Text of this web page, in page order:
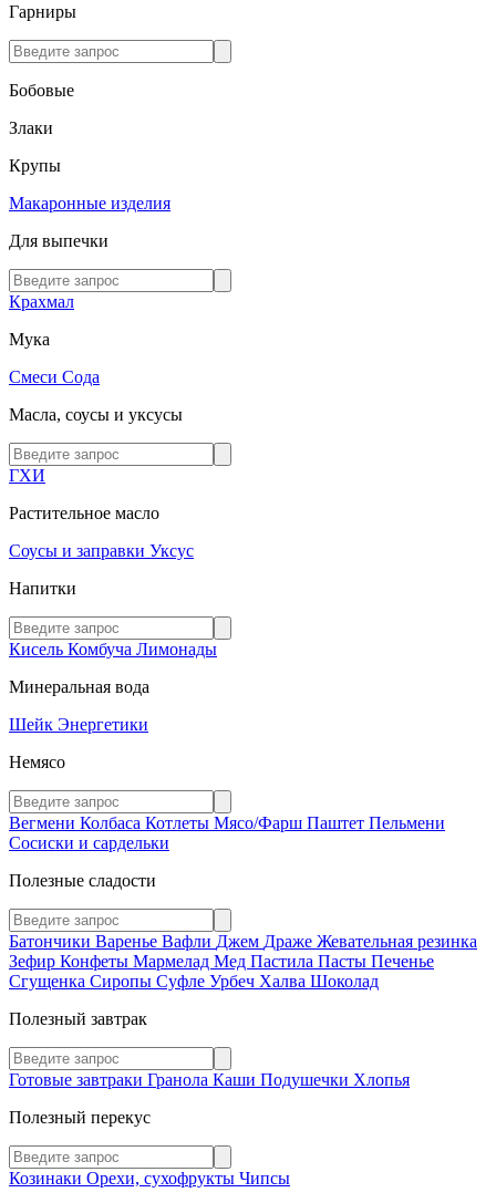
Гарниры
Бобовые
Злаки
Крупы
Макаронные изделия
Для выпечки
Крахмал
Мука
Смеси Сода
Масла, соусы и уксусы
ГХИ
Растительное масло
Соусы и заправки Уксус
Напитки
Кисель Комбуча Лимонады
Минеральная вода
Шейк Энергетики
Немясо
Вегмени Колбаса Котлеты Мясо/Фарш Паштет Пельмени
Сосиски и сардельки
Полезные сладости
Батончики Варенье Вафли Джем Драже Жевательная резинка
Зефир Конфеты Мармелад Мед Пастила Пасты Печенье
Сгущенка Сиропы Суфле Урбеч Халва Шоколад
Полезный завтрак
Готовые завтраки Гранола Каши Подушечки Хлопья
Полезный перекус
Козинаки Орехи, сухофрукты Чипсы